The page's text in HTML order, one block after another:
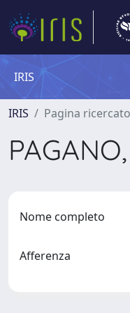
IRIS
IRIS Pagina
Nome completo
Afferenza